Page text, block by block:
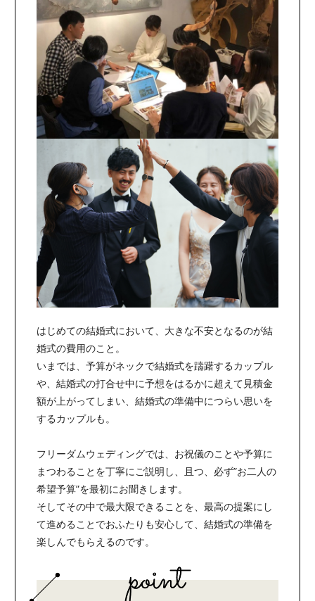
はじめての結婚式において、大きな不安となるのが結
婚式の費用のこと。
いまでは、予算がネックで結婚式を躊躇するカップル
や、結婚式の打合せ中に予想をはるかに超えて見積金
額が上がってしまい、結婚式の準備中につらい思いを
するカップルも。
フリーダムウェディングでは、お祝儀のことや予算に
まつわることを丁寧にご説明し、且つ、必ず”お二人の
希望予算”を最初にお聞きします。
そしてその中で最大限できることを、最高の提案にし
て進めることでおふたりも安心して、結婚式の準備を
楽しんでもらえるのです。